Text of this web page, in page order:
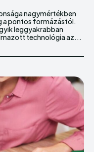
technológia az...